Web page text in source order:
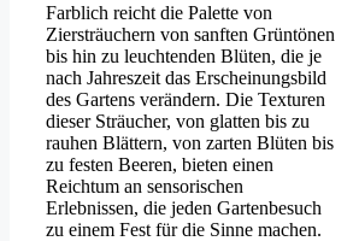
Farblich reicht die Palette von
Ziersträuchern von sanften Grüntönen
bis hin zu leuchtenden Blüten, die je
nach Jahreszeit das Erscheinungsbild
des Gartens verändern. Die Texturen
dieser Sträucher, von glatten bis zu
rauhen Blättern, von zarten Blüten bis
zu festen Beeren, bieten einen
Reichtum an sensorischen
Erlebnissen, die jeden Gartenbesuch
zu einem Fest für die Sinne machen.